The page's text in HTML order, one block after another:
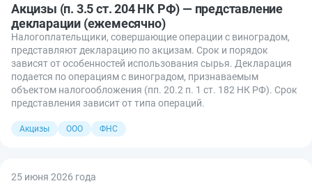
Акцизы (п. 3.5 ст. 204 НК РФ) — представление
декларации (ежемесячно)
Налогоплательщики, совершающие операции с виноградом,
представляют декларацию по акцизам. Срок и порядок
зависят от особенностей использования сырья. Декларация
подается по операциям с виноградом, признаваемым
объектом налогообложения (пп. 20.2 п. 1 ст. 182 НК РФ). Срок
представления зависит от типа операций.
Акцизы ООО ФНС
25 июня 2026 года